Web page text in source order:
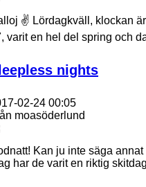
✌ Lördagkväll, klockan
varit en hel del spring och
nights
02-24 00:05
moasöderlund
Kan ju inte säga
har de varit en riktig